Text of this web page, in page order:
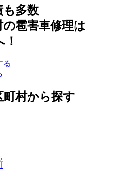
も多数
雹害車修理は
る
町村から探す